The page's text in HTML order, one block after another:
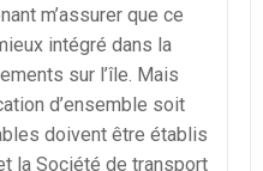
m’assurer que ce
intégré dans la
sur l’île. Mais
d’ensemble soit
doivent être établis
la Société de transport